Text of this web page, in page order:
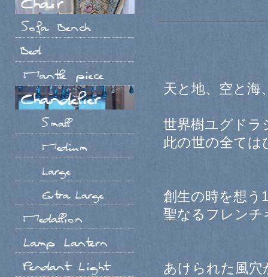
天と地、空と
世界樹ユグドラ
此の世の全て
創生の時を想う
聖なるフレン
あけられた風穴